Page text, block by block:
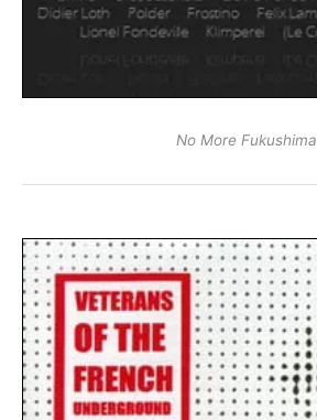
No More Fukushima